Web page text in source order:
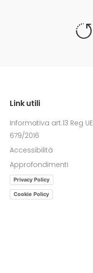
Link utili
Informativa art.13 Reg UE
679/2016
Accessibilità
Approfondimenti
Privacy Policy
Cookie Policy